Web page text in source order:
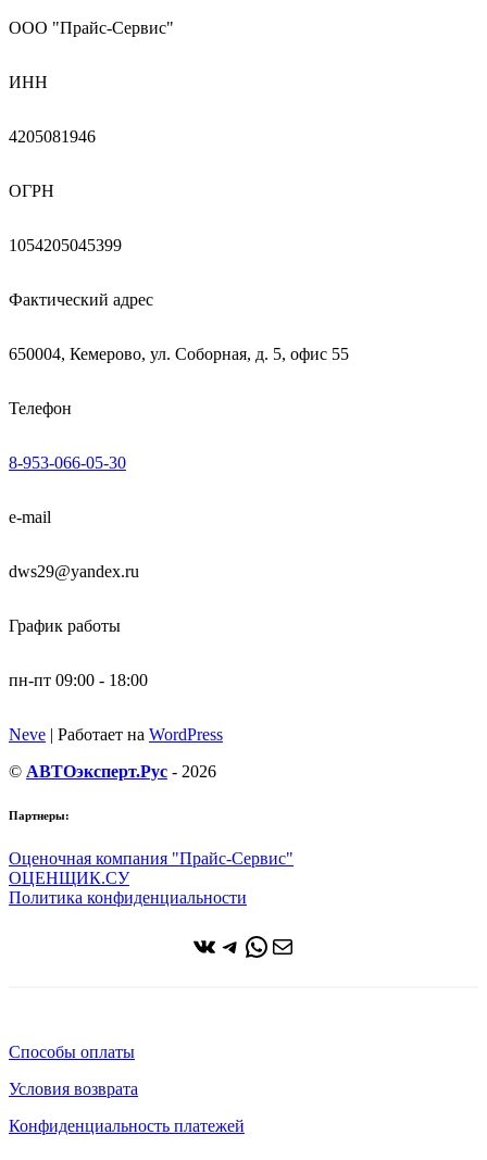
ООО "Прайс-Сервис"
ИНН
4205081946
ОГРН
1054205045399
Фактический адрес
650004, Кемерово, ул. Соборная, д. 5, офис 55
Телефон
8-953-066-05-30
e-mail
dws29@yandex.ru
График работы
пн-пт 09:00 - 18:00
Neve | Работает на WordPress
© АВТОэксперт.Рус - 2026
Партнеры:
Оценочная компания "Прайс-Сервис"
ОЦЕНЩИК.СУ
Политика конфиденциальности
ВКонтакте
Telegram
WhatsApp
Почта
Способы оплаты
Условия возврата
Конфиденциальность платежей